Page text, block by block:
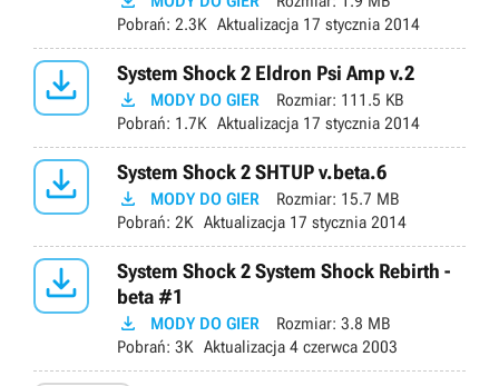
Pobrań: 2.3K Aktualizacja 17 stycznia 2014
 System Shock 2 Eldron Psi Amp v.2
 MODY DO GIER Rozmiar: 111.5 KB
Pobrań: 1.7K Aktualizacja 17 stycznia 2014
 System Shock 2 SHTUP v.beta.6
 MODY DO GIER Rozmiar: 15.7 MB
Pobrań: 2K Aktualizacja 17 stycznia 2014

System Shock 2 System Shock Rebirth -
beta #1
 MODY DO GIER Rozmiar: 3.8 MB
Pobrań: 3K Aktualizacja 4 czerwca 2003